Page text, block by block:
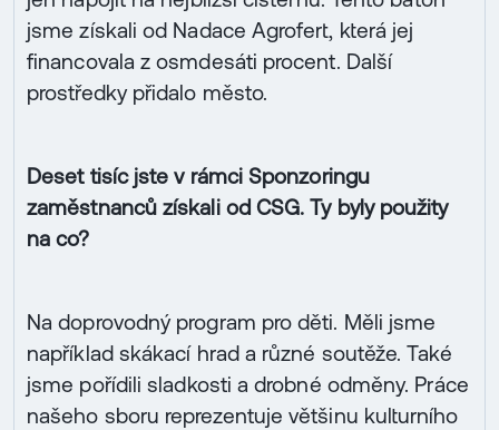
jsme získali od Nadace Agrofert, která jej
financovala z osmdesáti procent. Další
prostředky přidalo město.
Deset tisíc jste v rámci Sponzoringu
zaměstnanců získali od CSG. Ty byly použity
na co?
Na doprovodný program pro děti. Měli jsme
například skákací hrad a různé soutěže. Také
jsme pořídili sladkosti a drobné odměny. Práce
našeho sboru reprezentuje většinu kulturního